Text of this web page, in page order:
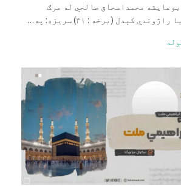
محمداسحاق صالحي له مرګ
کېدل (برخه : ۳۱) سریزه: په…